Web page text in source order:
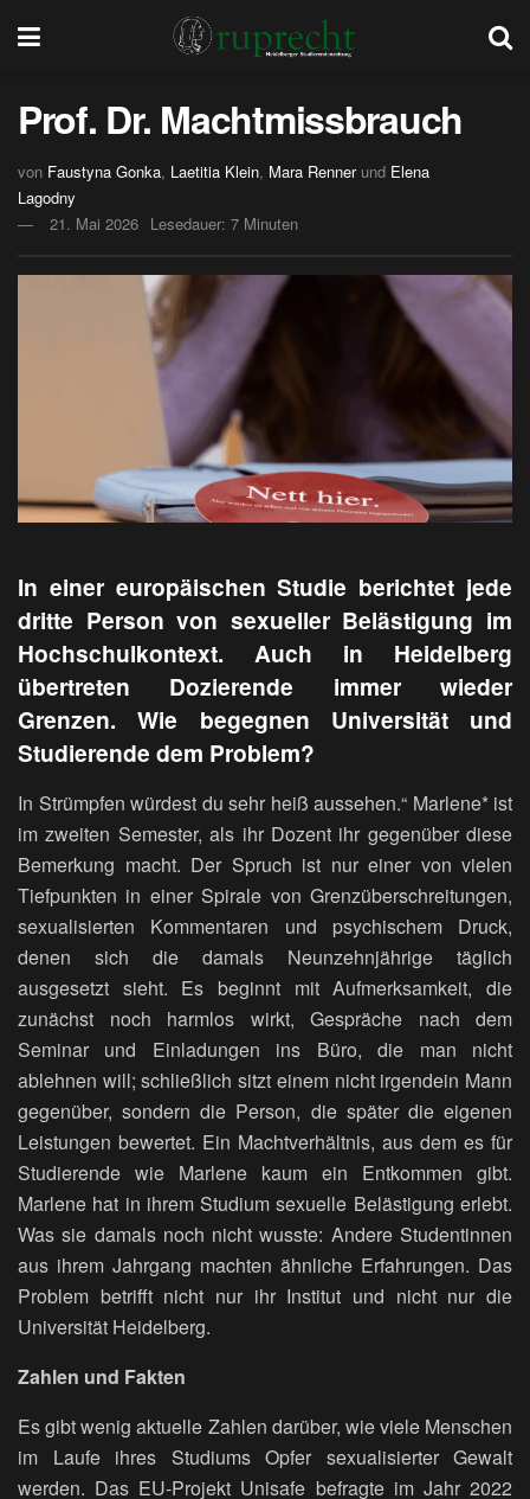
Prof. Dr. Machtmissbrauch
von Faustyna Gonka, Laetitia Klein, Mara Rennerund Elena
Lagodny
21. Mai 2026 Lesedauer: 7 Minuten
In einer europäischen Studie berichtet jede
dritte Person von sexueller Belästigung im
Hochschulkontext. Auch in Heidelberg
übertreten Dozierende immer wieder
Grenzen. Wie begegnen Universität und
Studierende dem Problem?
In Strümpfen würdest du sehr heiß aussehen.“ Marlene* ist
im zweiten Semester, als ihr Dozent ihr gegenüber diese
Bemerkung macht. Der Spruch ist nur einer von vielen
Tiefpunkten in einer Spirale von Grenzüberschreitungen,
sexualisierten Kommentaren und psychischem Druck,
denen sich die damals Neunzehnjährige täglich
ausgesetzt sieht. Es beginnt mit Aufmerksamkeit, die
zunächst noch harmlos wirkt, Gespräche nach dem
Seminar und Einladungen ins Büro, die man nicht
ablehnen will; schließlich sitzt einem nicht irgendein Mann
gegenüber, sondern die Person, die später die eigenen
Leistungen bewertet. Ein Machtverhältnis, aus dem es für
Studierende wie Marlene kaum ein Entkommen gibt.
Marlene hat in ihrem Studium sexuelle Belästigung erlebt.
Was sie damals noch nicht wusste: Andere Studentinnen
aus ihrem Jahrgang machten ähnliche Erfahrungen. Das
Problem betrifft nicht nur ihr Institut und nicht nur die
Universität Heidelberg.
Zahlen und Fakten
Es gibt wenig aktuelle Zahlen darüber, wie viele Menschen
im Laufe ihres Studiums Opfer sexualisierter Gewalt
werden. Das EU-Projekt Unisafe befragte im Jahr 2022